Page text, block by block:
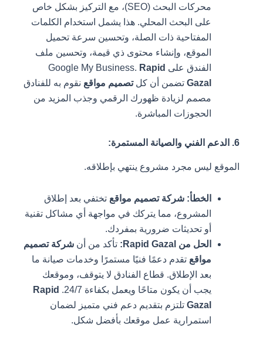
محركات البحث (SEO)، مع التركيز بشكل خاص
على البحث المحلي. هذا يشمل استخدام الكلمات
المفتاحية ذات الصلة، وتحسين سرعة تحميل
الموقع، وإنشاء محتوى ذي قيمة، وتحسين ملف
الفندق على Google My Business. Rapid
Gazalتضمن أن كل تصميم مواقعنقوم به للفنادق
مصمم لزيادة ظهورك الرقمي وجذب المزيد من
الحجوزات المباشرة.
الموقع ليس مجرد مشروع ينتهي بإطلاقه.
الخطأ: شركة تصميم مواقعتختفي بعد إطلاق
المشروع، مما يتركك في مواجهة أي مشاكل تقنية
أو تحديثات ضرورية بمفردك.
الحل من Rapid Gazal:
تأكد من أنشركة تصميم
مواقعتقدم دعمًا فنيًا مستمرًا وخدمات صيانة ما
بعد الإطلاق. قطاع الفنادق لا يتوقف، وموقعك
يجب أن يكون متاحًا ويعمل بكفاءة 24/7.
Rapid
Gazalتلتزم بتقديم دعم فني متميز لضمان
استمرارية عمل موقعك بأفضل شكل.